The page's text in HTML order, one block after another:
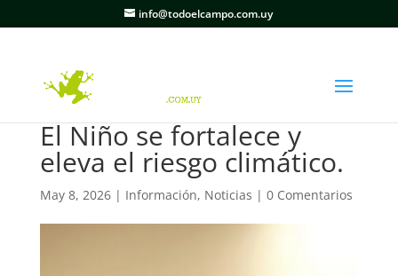
info@todoelcampo.com.uy
El Niño se fortalece y
eleva el riesgo climático.
May 8, 2026| Información, Noticias | 0 Comentarios